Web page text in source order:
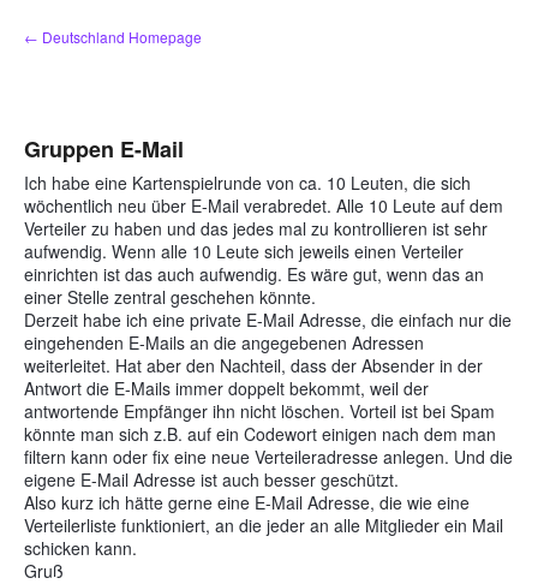
Zum
Inhalt
← Deutschland Homepage
Gruppen E-Mail
Ich habe eine Kartenspielrunde von ca. 10 Leuten, die sich
wöchentlich neu über E-Mail verabredet. Alle 10 Leute auf dem
Verteiler zu haben und das jedes mal zu kontrollieren ist sehr
aufwendig. Wenn alle 10 Leute sich jeweils einen Verteiler
einrichten ist das auch aufwendig. Es wäre gut, wenn das an
einer Stelle zentral geschehen könnte.
Derzeit habe ich eine private E-Mail Adresse, die einfach nur die
eingehenden E-Mails an die angegebenen Adressen
weiterleitet. Hat aber den Nachteil, dass der Absender in der
Antwort die E-Mails immer doppelt bekommt, weil der
antwortende Empfänger ihn nicht löschen. Vorteil ist bei Spam
könnte man sich z.B. auf ein Codewort einigen nach dem man
filtern kann oder fix eine neue Verteileradresse anlegen. Und die
eigene E-Mail Adresse ist auch besser geschützt.
Also kurz ich hätte gerne eine E-Mail Adresse, die wie eine
Verteilerliste funktioniert, an die jeder an alle Mitglieder ein Mail
schicken kann.
Gruß